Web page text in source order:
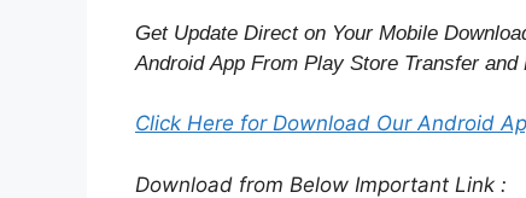
Get Update Direct on Your Mobile
Android App From Play Store Transferand
Click Here for Download Our Android
Download from Below Important Link :